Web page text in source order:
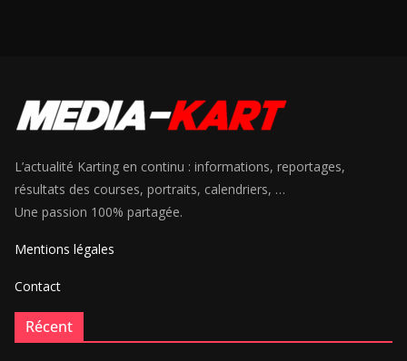
L’actualité Karting en continu : informations, reportages,
résultats des courses, portraits, calendriers, …
Une passion 100% partagée.
Mentions légales
Contact
Récent